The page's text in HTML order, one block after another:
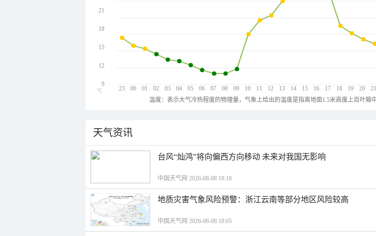
23 00 01 02 03 04 05 06 07 08 09 10 11 12 13 14 15 16 17 18 19 20 21
21
18
15
12
9
℃
温度：表示大气冷热程度的物理量，气象上给出的温度是指离地面1.5米高度上百叶箱
天气资讯
台风“灿鸿”将向偏西方向移动 未来对我国无影响
中国天气网 2026-08-08 18:18
地质灾害气象风险预警：浙江云南等部分地区风险较高
中国天气网 2026-08-08 18:05